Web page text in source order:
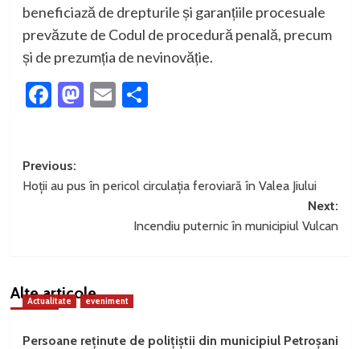
beneficiază de drepturile și garanțiile procesuale
prevăzute de Codul de procedură penală, precum
și de prezumția de nevinovăție.
Facebook
Mastodon
EmailPartajează
Post
navigation
Previous:
Hoții au pus în pericol circulația feroviară în Valea Jiului
Next:
Incendiu puternic în municipiul Vulcan
Alte articole
Actualitate eveniment
Persoane reținute de polițiștii din municipiul Petroșani